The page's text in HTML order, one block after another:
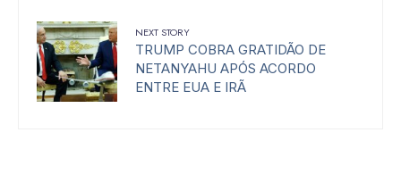
NEXT STORY
TRUMP COBRA GRATIDÃO DE
NETANYAHU APÓS ACORDO
ENTRE EUA E IRÃ